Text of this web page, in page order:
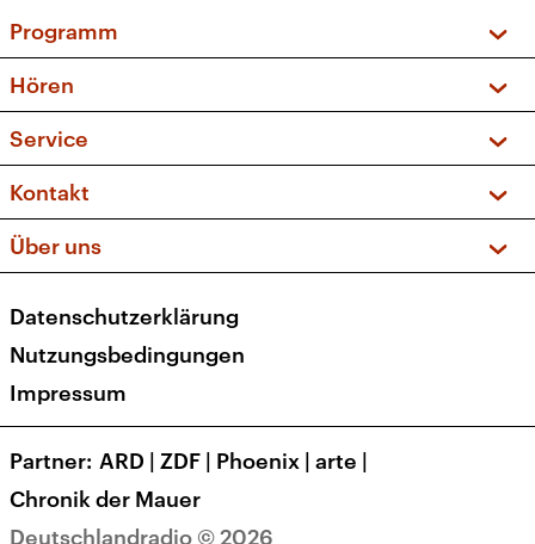
Programm
Sendungen und Podcasts
Musikliste
Kakadu – Das Kinderprogramm
Hören
Frequenzen (UKW + DAB+)
Service
FAQ
Apps
Newsletter
Veranstaltungen
Kontakt
Social Media
Über uns
Presse
Karriere
Transparenz
Deutschlandradio © 2026
Datenschutzerklärung
Nutzungsbedingungen
Impressum
Partner ARD | ZDF | Phoenix | arte |
Chronik der Mauer